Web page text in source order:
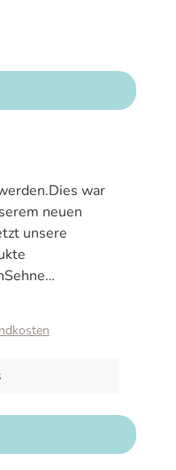
war
neuen
unsere
zu einem
zur
mit
der